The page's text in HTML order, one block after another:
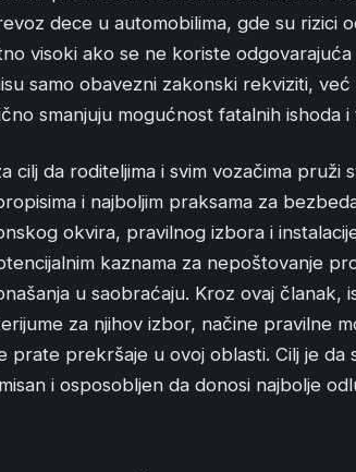
dece u automobilima, gde su rizici
visoki ako se ne koriste
samo obavezni zakonski rekviziti,
smanjuju mogućnost fatalnih ishoda
cilj da roditeljima i svim vozačima pruži
i najboljim praksama za
okvira, pravilnog izbora i
kaznama za nepoštovanje
u saobraćaju. Kroz ovaj članak,
za njihov izbor, načine pravilne
prate prekršaje u ovoj oblasti. Cilj je da
i osposobljen da donosi najbolje